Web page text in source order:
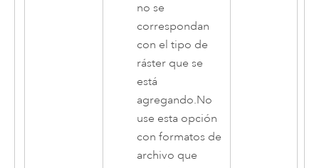
no se
correspondan
con el tipo de
ráster que se
está
agregando.No
use esta opción
con formatos de
archivo que